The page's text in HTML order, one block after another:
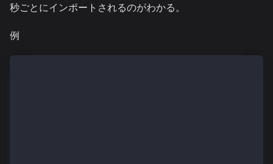
秒ごとにインポートされるのがわかる。
例